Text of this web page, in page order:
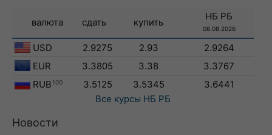
валюта сдать купить
НБ РБ
06.08.2026
USD 2.9275 2.93
2.9264
EUR
3.3805 3.38
3.3767
RUB 100 3.5125 3.5345
3.6441
Все курсы НБ РБ
Новости